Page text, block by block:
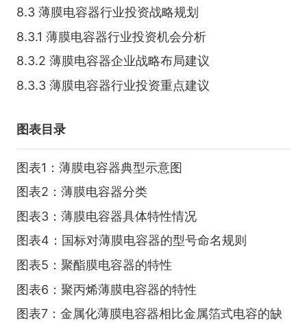
8.3 薄膜电容器行业投资战略规划
8.3.1 薄膜电容器行业投资机会分析
8.3.2 薄膜电容器企业战略布局建议
8.3.3 薄膜电容器行业投资重点建议
图表目录
图表1：薄膜电容器典型示意图
图表2：薄膜电容器分类
图表3：薄膜电容器具体特性情况
图表4：国标对薄膜电容器的型号命名规则
图表5：聚酯膜电容器的特性
图表6：聚丙烯薄膜电容器的特性
图表7：金属化薄膜电容器相比金属箔式电容的缺